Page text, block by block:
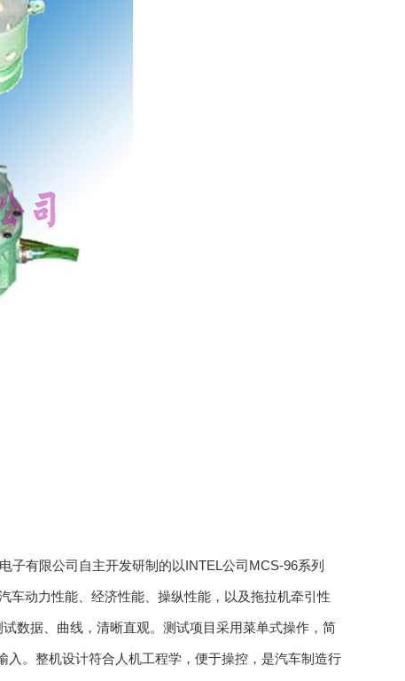
子有限公司自主开发研制的以INTEL公司MCS-96系列
车动力性能、经济性能、操纵性能，以及拖拉机牵引性
数据、曲线，清晰直观。测试项目采用菜单式操作，简
。整机设计符合人机工程学，便于操控，是汽车制造行